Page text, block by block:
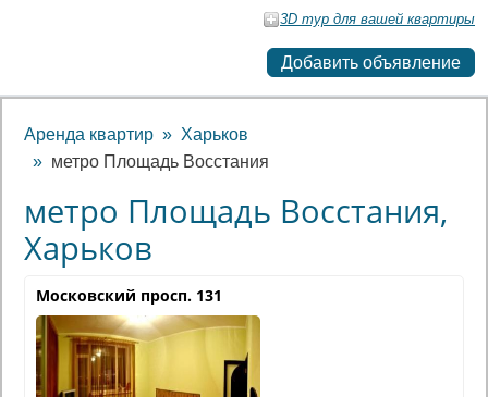
3D тур для вашей квартиры
Добавить объявление
Аренда квартир
Харьков
метро Площадь Восстания
метро Площадь Восстания,
Харьков
Московский просп. 131